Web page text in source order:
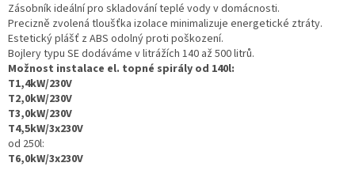
Zásobník ideální pro skladování teplé vody v domácnosti.
Precizně zvolená tloušťka izolace minimalizuje energetické ztráty.
Estetický plášť z ABS odolný proti poškození.
Bojlery typu SE dodáváme v litrážích 140 až 500 litrů.
Možnost instalace el. topné spirály od 140l:
T1,4kW/230V
T2,0kW/230V
T3,0kW/230V
T4,5kW/3x230V
od 250l:
T6,0kW/3x230V